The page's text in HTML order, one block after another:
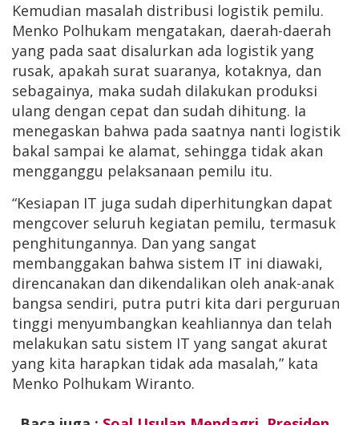
Kemudian masalah distribusi logistik pemilu.
Menko Polhukam mengatakan, daerah-daerah
yang pada saat disalurkan ada logistik yang
rusak, apakah surat suaranya, kotaknya, dan
sebagainya, maka sudah dilakukan produksi
ulang dengan cepat dan sudah dihitung. Ia
menegaskan bahwa pada saatnya nanti logistik
bakal sampai ke alamat, sehingga tidak akan
mengganggu pelaksanaan pemilu itu.
“Kesiapan IT juga sudah diperhitungkan dapat
mengcover seluruh kegiatan pemilu, termasuk
penghitungannya. Dan yang sangat
membanggakan bahwa sistem IT ini diawaki,
direncanakan dan dikendalikan oleh anak-anak
bangsa sendiri, putra putri kita dari perguruan
tinggi menyumbangkan keahliannya dan telah
melakukan satu sistem IT yang sangat akurat
yang kita harapkan tidak ada masalah,” kata
Menko Polhukam Wiranto.